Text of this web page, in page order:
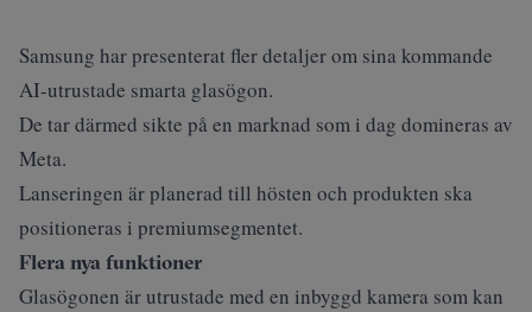
Samsung har presenterat fler detaljer om sina kommande
AI-utrustade smarta glasögon.
De tar därmed sikte på en marknad som i dag domineras av
Meta.
Lanseringen är planerad till hösten och produkten ska
positioneras i premiumsegmentet.
Flera nya funktioner
Glasögonen är utrustade med en inbyggd kamera som kan